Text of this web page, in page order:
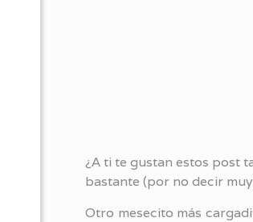
¿A ti te gustan estos post
bastante (por no decir
Otro mesecito más